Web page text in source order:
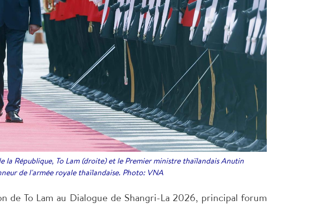
République, To Lam (droite) et le Premier ministre thaïlandais Anutin
de l'armée royale thaïlandaise. Photo: VNA
de To Lam au Dialogue de Shangri-La 2026, principal forum